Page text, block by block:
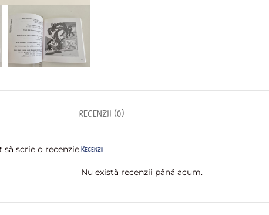
RECENZII (0)
Recenzii
Nu există recenzii până acum.
scrie o recenzie.